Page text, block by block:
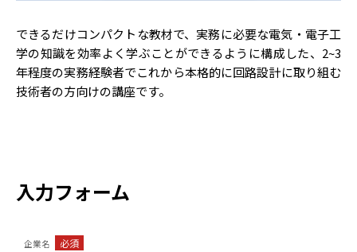
できるだけコンパクトな教材で、実務に必要な電気・電子工
学の知識を効率よく学ぶことができるように構成した、2~3
年程度の実務経験者でこれから本格的に回路設計に取り組む
技術者の方向けの講座です。
入力フォーム
企業名 必須